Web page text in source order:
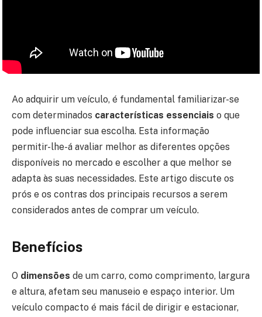
Ao adquirir um veículo, é fundamental familiarizar-se
com determinados características essenciais o que
pode influenciar sua escolha. Esta informação
permitir-lhe-á avaliar melhor as diferentes opções
disponíveis no mercado e escolher a que melhor se
adapta às suas necessidades. Este artigo discute os
prós e os contras dos principais recursos a serem
considerados antes de comprar um veículo.
Benefícios
O dimensões de um carro, como comprimento, largura
e altura, afetam seu manuseio e espaço interior. Um
veículo compacto é mais fácil de dirigir e estacionar,